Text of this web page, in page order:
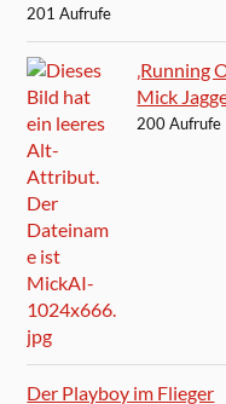
201 Aufrufe
‚Running
Mick
200 Aufrufe
Der Playboy im Flieger